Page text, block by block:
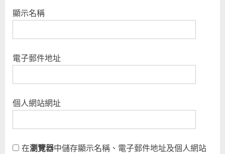
顯示名稱
電子郵件地址
個人網站網址
在瀏覽器中儲存顯示名稱、電子郵件地址及個人網站